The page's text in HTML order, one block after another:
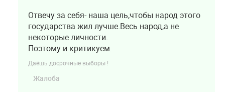
Отвечу за себя- наша цель,чтобы народ этого
государства жил лучше.Весь народ,а не
некоторые личности.
Поэтому и критикуем.
Даёшь досрочные выборы !
Жалоба